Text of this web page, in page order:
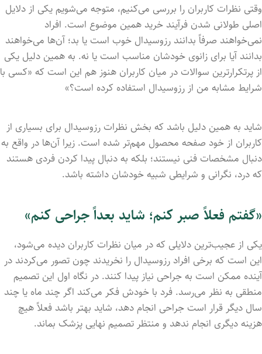
وقتی نظرات کاربران را بررسی می‌کنیم، متوجه می‌شویم یکی از دلایل
اصلی طولانی شدن فرآیند خرید همین موضوع است. افراد
نمی‌خواهند صرفاً بدانند رزوسیدال خوب است یا بد؛ آن‌ها می‌خواهند
بدانند آیا برای زانوی خودشان مناسب است یا نه. به همین دلیل یکی
از پرتکرارترین سوالات در میان کاربران هنوز هم این است که «کسی با
شرایط مشابه من از رزوسیدال استفاده کرده است؟»
شاید به همین دلیل باشد که بخش نظرات رزوسیدال برای بسیاری از
کاربران از خود صفحه محصول مهم‌تر شده است. زیرا آن‌ها در واقع به
دنبال مشخصات فنی نیستند؛ بلکه به دنبال پیدا کردن فردی هستند
که درد، نگرانی و شرایطی شبیه خودشان داشته باشد.
«گفتم فعلاً صبر کنم؛ شاید بعداً جراحی کنم»
یکی از عجیب‌ترین دلایلی که در میان نظرات کاربران دیده می‌شود،
این است که برخی افراد رزوسیدال را نخریدند چون تصور می‌کردند در
آینده ممکن است به جراحی نیاز پیدا کنند. در نگاه اول این تصمیم
منطقی به نظر می‌رسد. فرد با خودش فکر می‌کند اگر چند ماه یا چند
سال دیگر قرار است جراحی انجام دهد، شاید بهتر باشد فعلاً هیچ
هزینه دیگری انجام ندهد و منتظر تصمیم نهایی پزشک بماند.